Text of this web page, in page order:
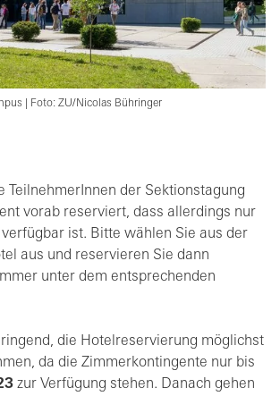
| Foto: ZU/Nicolas Bühringer
TeilnehmerInnen der Sektionstagung
vorab reserviert, dass allerdings nur
ist. Bitte wählen Sie aus der
aus und reservieren Sie dann
unter dem entsprechenden
die Hotelreservierung möglichst
da die Zimmerkontingente nur bis
zur Verfügung stehen. Danach gehen